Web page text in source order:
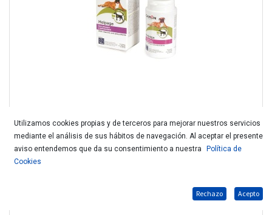
CAMON HELPAGE VET G886
Utilizamos cookies propias y de terceros para mejorar nuestros servicios
mediante el análisis de sus hábitos de navegación. Al aceptar el presente
aviso entendemos que da su consentimiento a nuestra
Política de
Cookies
Rechazo Acepto